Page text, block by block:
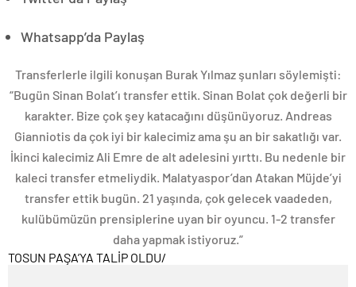
Whatsapp’da Paylaş
Transferlerle ilgili konuşan Burak Yılmaz şunları söylemişti:
“Bugün Sinan Bolat’ı transfer ettik. Sinan Bolat çok değerli bir
karakter. Bize çok şey katacağını düşünüyoruz. Andreas
Gianniotis da çok iyi bir kalecimiz ama şu an bir sakatlığı var.
İkinci kalecimiz Ali Emre de alt adelesini yırttı. Bu nedenle bir
kaleci transfer etmeliydik. Malatyaspor’dan Atakan Müjde’yi
transfer ettik bugün. 21 yaşında, çok gelecek vaadeden,
kulübümüzün prensiplerine uyan bir oyuncu. 1-2 transfer
daha yapmak istiyoruz.”
TOSUN PAŞA’YA TALİP OLDU/